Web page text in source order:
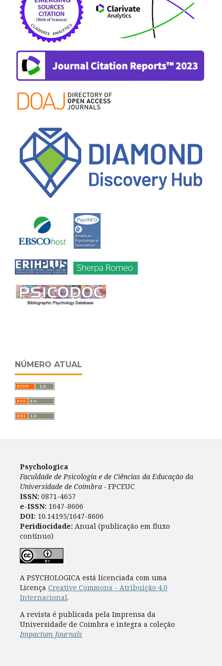
NÚMERO ATUAL
Psychologica
Faculdade de Psicologia e de Ciências da Educação da
Universidade de Coimbra - FPCEUC
ISSN: 0871-4657
e-ISSN: 1647-8606
DOI: 10.14195/1647-8606
Peridiocidade: Anual (publicação em fluxo
contínuo)
A PSYCHOLOGICA está licenciada com uma
Licença Creative Commons - Atribuição 4.0
Internacional.
A revista é publicada pela Imprensa da
Universidade de Coimbra e integra a coleção
Impactum Journals